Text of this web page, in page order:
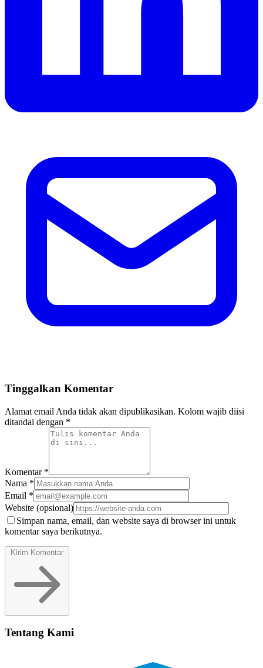
Tinggalkan Komentar
Alamat email Anda tidak akan dipublikasikan. Kolom wajib diisi
ditandai dengan *
Komentar *
Nama *
Email *
Website (opsional)
Simpan nama, email, dan website saya di browser ini untuk
komentar saya berikutnya.
Tentang Kami